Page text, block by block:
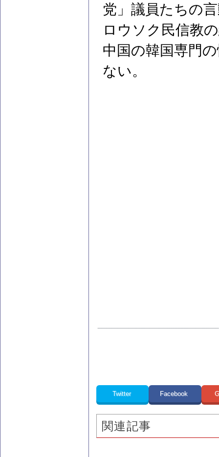
党」議員たちの
ロウソク民信教
中国の韓国専門
ない。
Twitter Facebook
関連記事